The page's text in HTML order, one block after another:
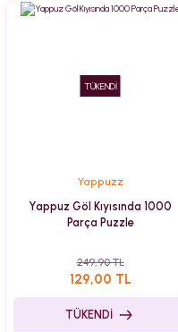
TÜKENDİ
Yappuzz
Yappuz Göl Kıyısında 1000
Parça Puzzle
249,90 TL
129,00 TL
TÜKENDİ